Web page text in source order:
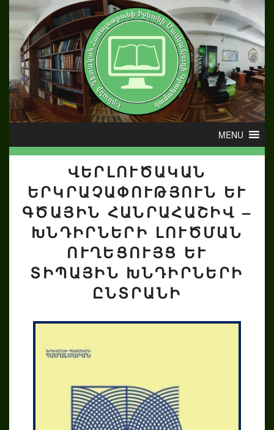
ՎԵՐԼՈՒԾԱԿԱՆ
ԵՐԿՐԱՉԱՓՈՒԹՅՈՒՆ ԵՒ Գ
ԾԱՅԻՆ ՀԱՆՐԱՀԱՇԻՎ – Խ
ՆԴԻՐՆԵՐԻ ԼՈՒԾՄԱՆ Ո
ՒՂԵՑՈՒՅՑ ԵՒ ՏԻ
ՊԱՅԻՆ ԽՆԴԻՐՆԵՐԻ ԸՆ
ՏՐԱՆԻ